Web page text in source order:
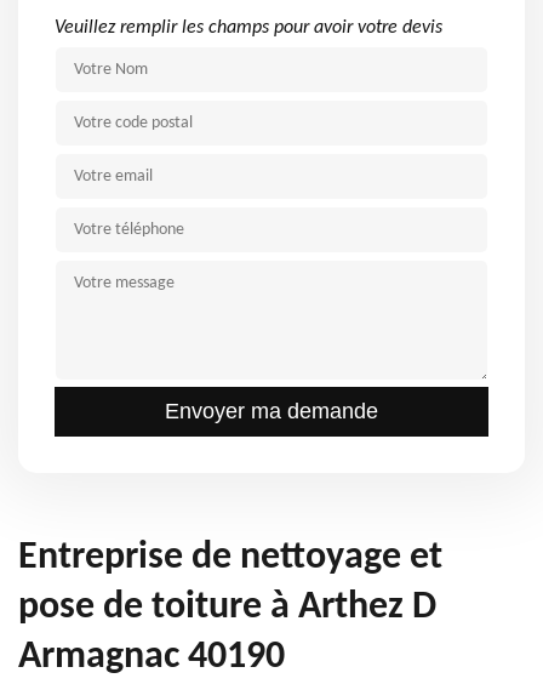
Veuillez remplir les champs pour avoir votre devis
Entreprise de nettoyage et
pose de toiture à Arthez D
Armagnac 40190